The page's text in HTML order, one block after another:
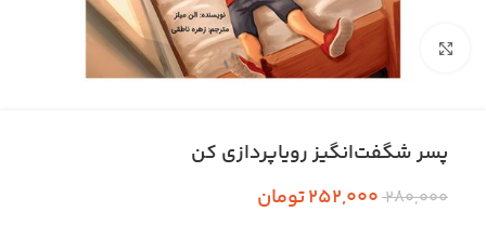
بزرگنمایی تصویر
پسر شگفت‌انگیز رویاپردازی کن
280,000
252,000تومان